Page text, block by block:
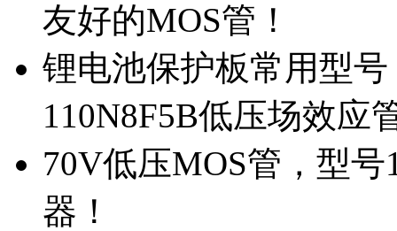
友好的MOS管！
锂电池保护板常用型
110N8F5B低压场效应
70V低压MOS管，型
器！